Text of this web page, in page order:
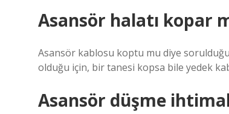
Asansör halatı kopar
Asansör kablosu koptu mu diye
olduğu için, bir tanesi kopsa bile yedek
Asansör düşme